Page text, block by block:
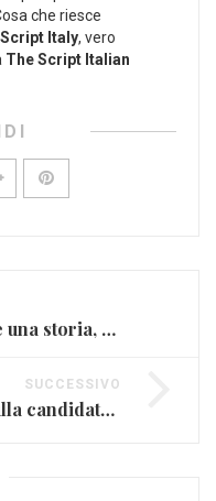
che riesce
Italy, vero
The Script Italian
Dietro ogni parola c’è una storia, quella di Vasco è “Spericolata” (FOTO E VIDEO)
SUCCESSIVO
Kanye West investe sulla candidatura di Hillary Clinton